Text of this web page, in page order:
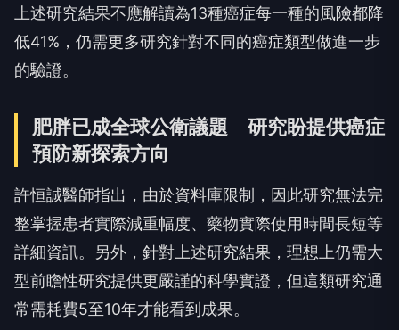
上述研究結果不應解讀為13種癌症每一種的風險都降
低41%，仍需更多研究針對不同的癌症類型做進一步
的驗證。
肥胖已成全球公衛議題 研究盼提供癌症
預防新探索方向
許恒誠醫師指出，由於資料庫限制，因此研究無法完
整掌握患者實際減重幅度、藥物實際使用時間長短等
詳細資訊。另外，針對上述研究結果，理想上仍需大
型前瞻性研究提供更嚴謹的科學實證，但這類研究通
常需耗費5至10年才能看到成果。